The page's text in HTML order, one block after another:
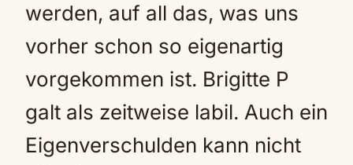
werden, auf all das, was uns
vorher schon so eigenartig
vorgekommen ist. Brigitte P
galt als zeitweise labil. Auch ein
Eigenverschulden kann nicht